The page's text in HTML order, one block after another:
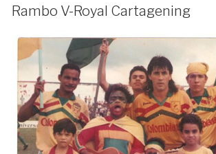
EN
Rambo V-Royal Cartagening